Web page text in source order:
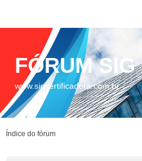
FÓRUM SIG
www.sigcertificadora.com.br
Índice do fórum